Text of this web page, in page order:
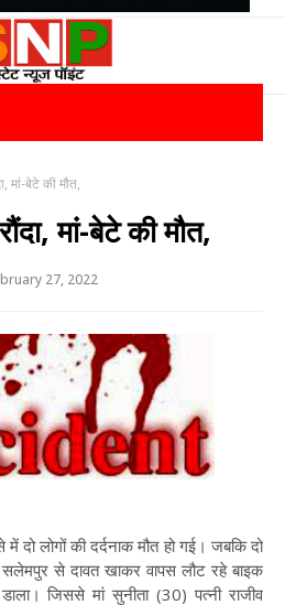
मां-बेटे की मौत,
मां-बेटे की मौत,
27, 2022
दो लोगों की दर्दनाक मौत हो गई। जबकि दो
से दावत खाकर वापस लौट रहे बाइक
जिससे मां सुनीता (30) पत्नी राजीव